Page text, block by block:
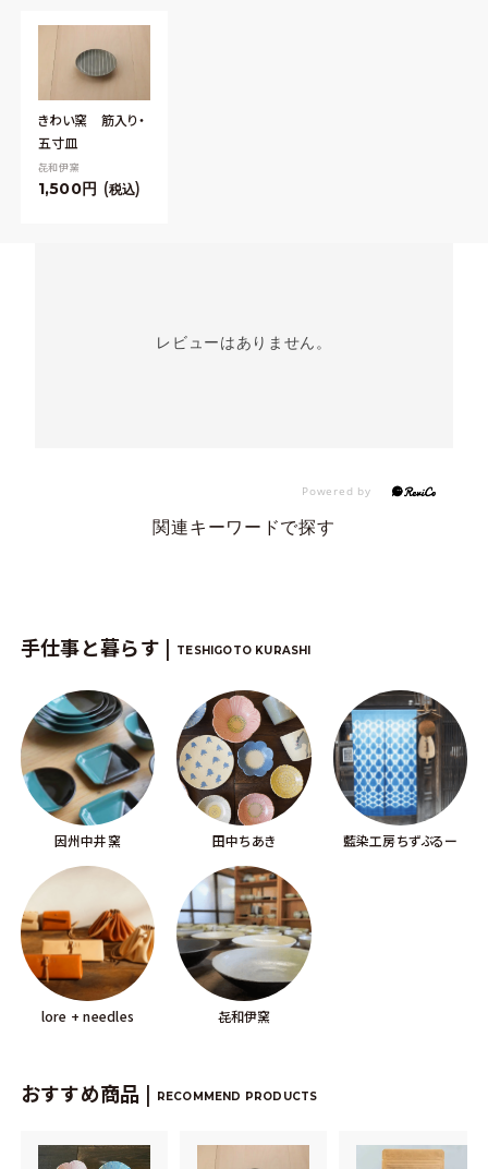
きわい窯 筋入り・
五寸皿
㐂和伊窯
1,500 税込
レビューはありません。
関連キーワードで探す
手仕事と暮らす | TESHIGOTO KURASHI
因州中井窯 田中ちあき 藍染工房ちずぶるー
lore + needles 㐂和伊窯
おすすめ商品 | RECOMMEND PRODUCTS